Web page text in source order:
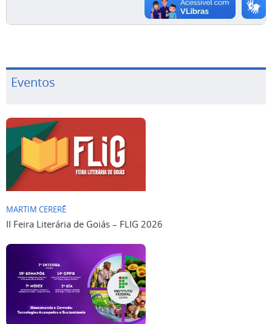
Eventos
MARTIM CERERÊ
II Feira Literária de Goiás – FLIG 2026